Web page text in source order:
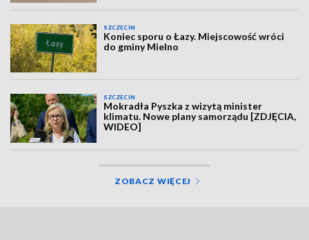
SZCZECIN
Koniec sporu o Łazy. Miejscowość wróci
do gminy Mielno
SZCZECIN
Mokradła Pyszka z wizytą minister
klimatu. Nowe plany samorządu [ZDJĘCIA,
WIDEO]
ZOBACZ WIĘCEJ